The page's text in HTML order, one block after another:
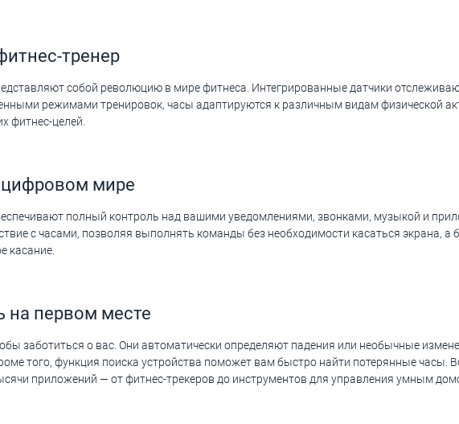
тренер
собой революцию в мире фитнеса. Интегрированные датчики
режимами тренировок, часы адаптируются к различным видам физической
фитнес-целей.
мире
полный контроль над вашими уведомлениями, звонками, музыкой и
с часами, позволяя выполнять команды без необходимости касаться экрана,
касание.
на первом месте
заботиться о вас. Они автоматически определяют падения или необычные
того, функция поиска устройства поможет вам быстро найти потерянные часы.
приложений — от фитнес-трекеров до инструментов для управления умным